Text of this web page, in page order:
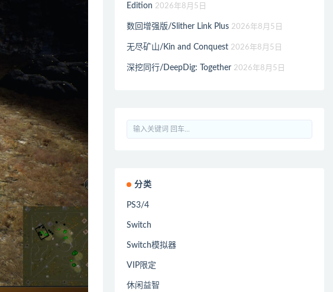
Edition 2026年8月5日
数回增强版/Slither Link Plus 2026年8月5日
无尽矿山/Kin and Conquest 2026年8月5日
深挖同行/DeepDig: Together 2026年8月5日
分类
PS3/4
Switch
Switch模拟器
VIP限定
休闲益智